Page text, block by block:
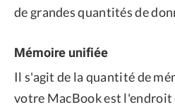
de grandes quantités de
Mémoire unifiée
Il s'agit de la quantité de
votre MacBook est l'endroit